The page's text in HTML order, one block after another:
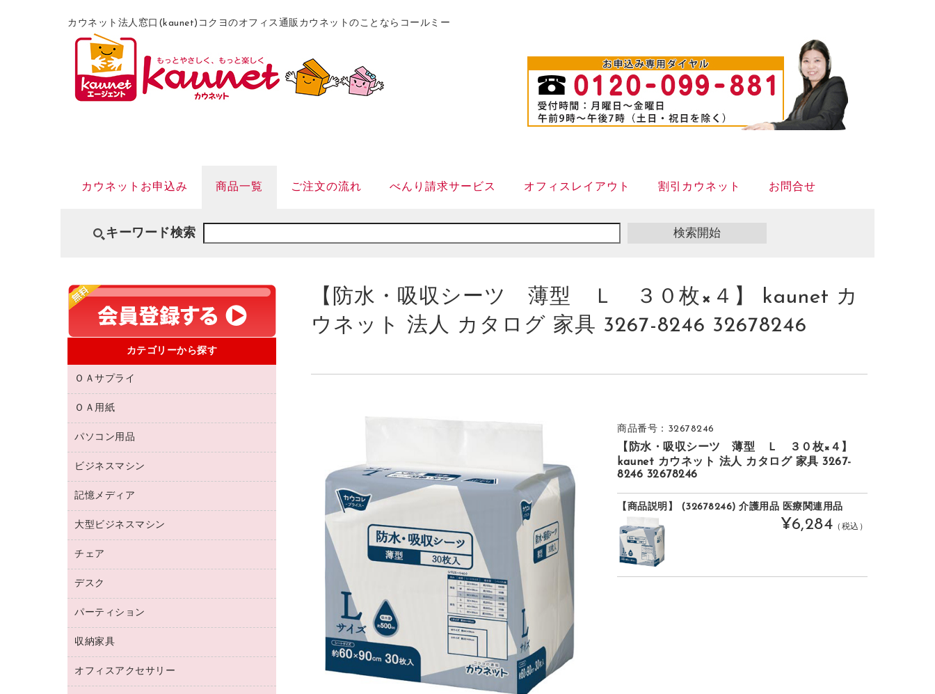
カウネット法人窓口(kaunet)コクヨのオフィス通販カウネットのことならコールミー
カウネットお申込み 商品一覧 ご注文の流れ べんり請求サービス オフィスレイアウト 割引カウネット お問合せ
キーワード検索
【防水・吸収シーツ 薄型 Ｌ ３０枚×４】 kaunet カ
ウネット 法人 カタログ 家具 3267-8246 32678246
商品番号：32678246
【防水・吸収シーツ 薄型 Ｌ ３０枚×４】
kaunet カウネット 法人 カタログ 家具 3267-
8246 32678246
【商品説明】 (32678246) 介護用品 医療関連用品
¥6,284 （税込）
カテゴリーから探す
ＯＡサプライ
互換インクカートリッジ
リサイクルトナー（プール方式）
リサイクルインクカートリッジ
プリンタ用リボン
トナーカートリッジ
コピートナー
インクカートリッジ
ＯＡ用紙
名刺用紙
ワープロ用紙
ラベル用紙
プロッター用紙
ハガキ用紙
その他コピー用紙・プリンタ用紙
コピー用紙
パソコン用品
パソコン周辺機器
マウスパッド
マウス
パソコンバッグ／収納用品
ネットワーク／ＬＡＮ機器
ネットワーク／ＬＡＮアクセサリー
セキュリティ用品
ビジネスマシン
電話機
レーザープリンタ／複合機
メモリーカード
プロジェクタ
ファクシミリ
デジタルカメラ
スキャナー
コピー機
記憶メディア
ブルーレイディスク
ＣＤ－ＲＷ
ＣＤ－Ｒ
メディア収納用品
大型ビジネスマシン
プリンタ
チェア
応接イス・ベンチ
オフィスチェア
デスク
ミーティングテーブル
デスク
カウンター
パーティション
ホワイトボード・黒板
収納家具
保管庫・書庫
オフィスアクセサリー